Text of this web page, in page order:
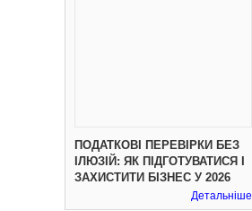
ПОДАТКОВІ ПЕРЕВІРКИ БЕЗ
ІЛЮЗІЙ: ЯК ПІДГОТУВАТИСЯ І
ЗАХИСТИТИ БІЗНЕС У 2026
Детальніше